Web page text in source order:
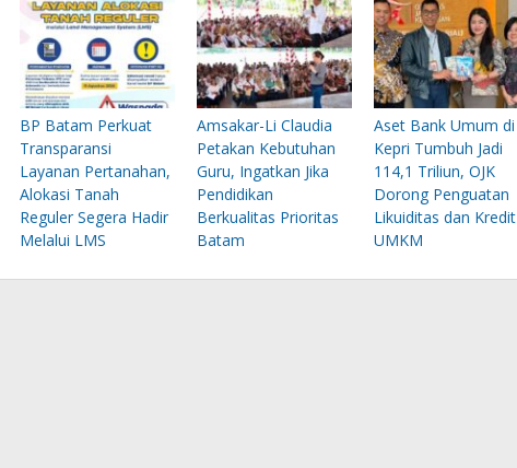
BP Batam Perkuat
Transparansi
Layanan Pertanahan,
Alokasi Tanah
Reguler Segera Hadir
Melalui LMS
Amsakar-Li Claudia
Petakan Kebutuhan
Guru, Ingatkan Jika
Pendidikan
Berkualitas Prioritas
Batam
Aset Bank Umum di
Kepri Tumbuh Jadi
114,1 Triliun, OJK
Dorong Penguatan
Likuiditas dan Kredit
UMKM